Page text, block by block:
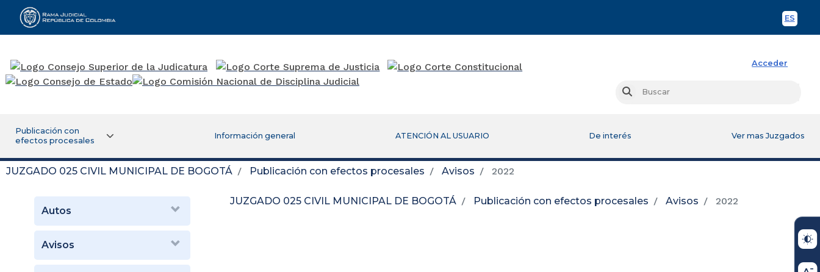
ES
Rama Judicial
Acceder
Buscar
Publicación con
efectos procesales
Información general ATENCIÓN AL USUARIO De interés Ver mas Juzgados
JUZGADO 025 CIVIL MUNICIPAL DE BOGOTÁ Publicación con efectos procesales Avisos 2022
Autos
Avisos
JUZGADO 025 CIVIL MUNICIPAL DE BOGOTÁ Publicación con efectos procesales Avisos 2022